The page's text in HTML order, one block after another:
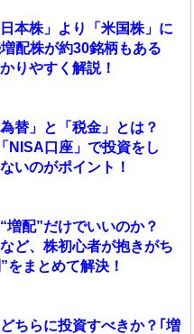
本株」より「米国株」に
配株が約30銘柄もある
りやすく解説！
替」と「税金」とは？
NISA口座」で投資をし
いのがポイント！
増配”だけでいいのか？
ど、株初心者が抱きがち
をまとめて解決！
ちらに投資すべきか？｢増